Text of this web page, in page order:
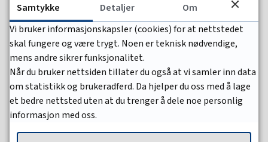
E-postSend e-post
Mobil95 74 91 35
Fant du det du lette etter?
Samtykke Detaljer
Om
Vi bruker informasjonskapsler (cookies) for at nettstedet
skal fungere og være trygt. Noen er teknisk nødvendige,
mens andre sikrer funksjonalitet.
Når du bruker nettsiden tillater du også at vi samler inn data
om statistikk og brukeradferd. Da hjelper du oss med å lage
et bedre nettsted uten at du trenger å dele noe personlig
informasjon med oss.